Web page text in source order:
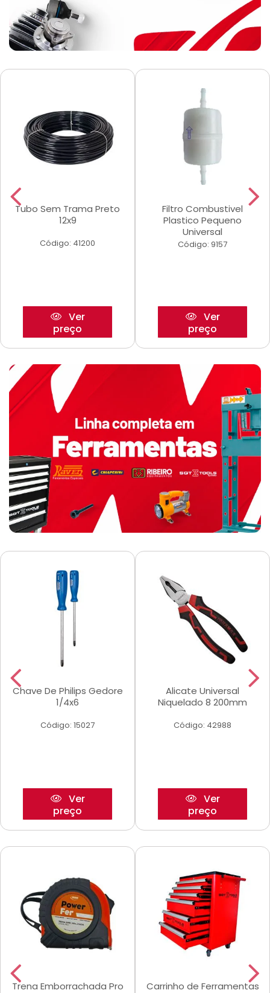
Tubo Sem Trama Preto
12x9
Código: 41200
Ver
preço
Filtro Combustivel
Plastico Pequeno
Universal
Código: 9157
Ver
preço
Chave De Philips Gedore
1/4x6
Código: 15027
Ver
preço
Alicate Universal
Niquelado 8 200mm
Código: 42988
Ver
preço
Trena Emborrachada Pro
Carrinho de Ferramentas